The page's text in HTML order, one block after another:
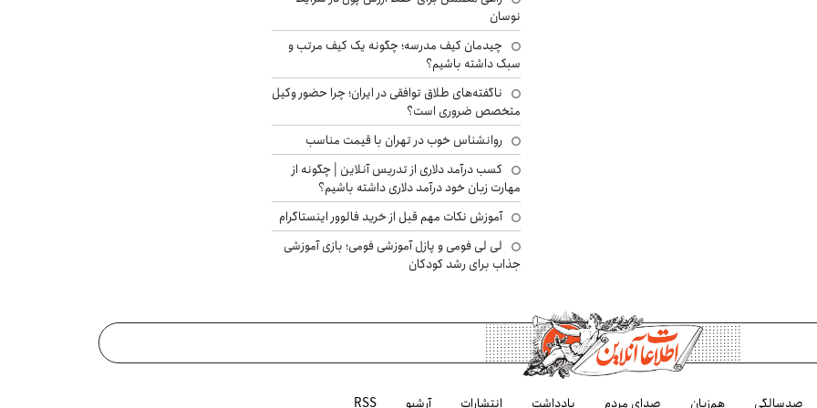
نوسان
چیدمان کیف مدرسه؛ چگونه یک کیف مرتب و
سبک داشته باشیم؟
ناگفته‌های طلاق توافقی در ایران؛ چرا حضور وکیل
متخصص ضروری است؟
روانشناس خوب در تهران با قیمت مناسب
کسب درآمد دلاری از تدریس آنلاین | چگونه از
مهارت زبان خود درآمد دلاری داشته باشیم؟
آموزش نکات مهم قبل از خرید فالوور اینستاگرام
لی لی فومی و پازل آموزشی فومی؛ بازی آموزشی
جذاب برای رشد کودکان
صدسالگی هم‌زبان صدای مردم یادداشت انتشارات آرشیو RSS